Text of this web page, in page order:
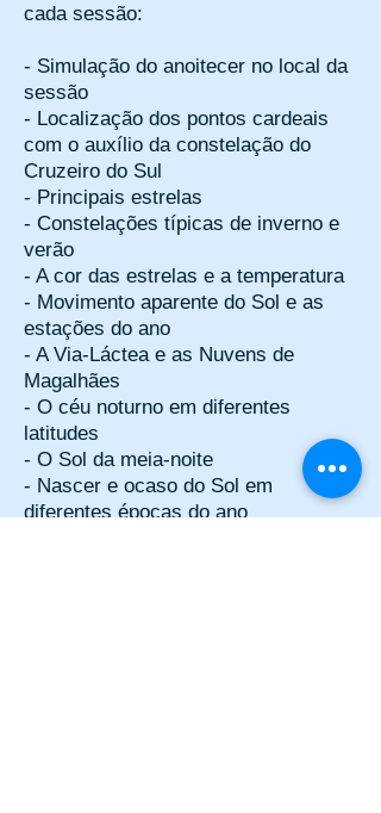
cada sessão:
- Simulação do anoitecer no local da
sessão
- Localização dos pontos cardeais
com o auxílio da constelação do
Cruzeiro do Sul
- Principais estrelas
- Constelações típicas de inverno e
verão
- A cor das estrelas e a temperatura
- Movimento aparente do Sol e as
estações do ano
- A Via-Láctea e as Nuvens de
Magalhães
- O céu noturno em diferentes
latitudes
- O Sol da meia-noite
- Nascer e ocaso do Sol em
diferentes épocas do ano